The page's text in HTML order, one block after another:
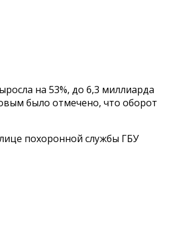
на 53%, до 6,3 миллиарда
было отмечено, что оборот
похоронной службы ГБУ